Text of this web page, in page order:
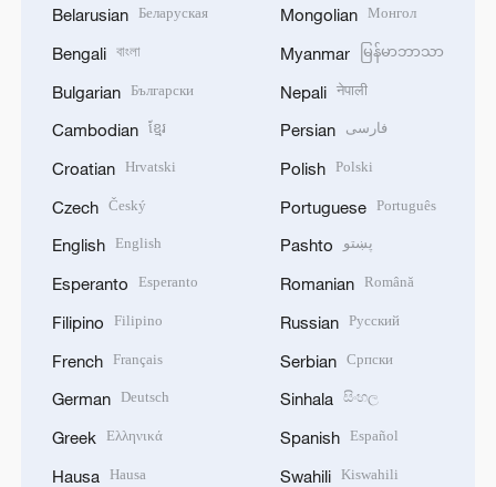
Belarusian Беларуская
Bengali বাংলা
Bulgarian Български
Cambodian ខ្មែរ
Croatian Hrvatski
Czech Český
English English
Esperanto Esperanto
Filipino Filipino
French Français
German Deutsch
Greek Ελληνικά
Hausa Hausa
Mongolian Монгол
Myanmar မြန်မာဘာသာ
Nepali नेपाली
Persian فارسی
Polish Polski
Portuguese Português
Pashto پښتو
Romanian Română
Russian Русский
Serbian Српски
Sinhala සිංහල
Spanish Español
Swahili Kiswahili